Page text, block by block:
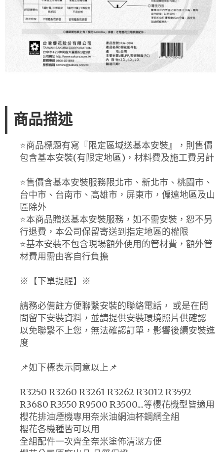
商品描述
⭐️商品標題有寫『限定區域送基本安裝』，則售價
包含基本安裝(有限定地區)，材料費及施工費另計
⭐️售價含基本安裝服務限北市、新北市、桃園市、
台中市、台南市、高雄市，屏東市，偏遠地區及山
區除外
⭐️本商品贈送基本安裝服務，如不需安裝，恕不另
行退費，本公司保留寄送到指定地區的權限
⭐️基本安裝不包含現場額外使用的管材費，額外管
材費用需由客自行負擔
※【下單提醒】※
請務必備註方便聯繫安裝的聯絡電話， 或是在問
問留下安裝資料，並請提供安裝環境照片供確認
以免聯繫不上您，無法確認訂單，影響後續安裝進
度
📌如下標表示同意以上📌
R3250 R3260 R3261 R3262 R3012 R3592
R3680 R3550 R9500 R3500....等櫻花機型皆適用
櫻花排油煙機專用奈米油網油杯鋼網全組
櫻花各機種皆可以用
全組配件一次齊全奈米塗佈清潔方便